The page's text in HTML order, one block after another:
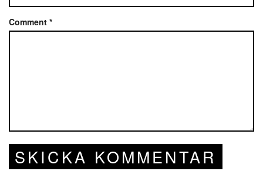
Comment *
SKICKA KOMMENTAR